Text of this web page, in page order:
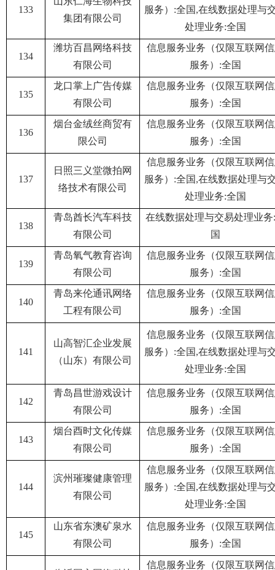
133
集团有限公司
服务）:全国,在线数据处理与
处理业务:全国
134
潍坊百昌网络科技
有限公司
信息服务业务（仅限互联网
服务）:全国
135
龙口掌上广告传媒
有限公司
信息服务业务（仅限互联网
服务）:全国
136
烟台金绒丝商贸有
限公司
信息服务业务（仅限互联网
服务）:全国
137
日照三义堂微拍网
络技术有限公司
信息服务业务（仅限互联网
服务）:全国,在线数据处理与
处理业务:全国
138
青岛酋长汽车科技
有限公司
在线数据处理与交易处理业务
国
139
青岛氧气教育咨询
有限公司
信息服务业务（仅限互联网
服务）:全国
140
青岛来伦通讯网络
工程有限公司
信息服务业务（仅限互联网
服务）:全国
141
山高智汇企业发展
（山东）有限公司
信息服务业务（仅限互联网
服务）:全国,在线数据处理与
处理业务:全国
142
青岛昌世游戏设计
有限公司
信息服务业务（仅限互联网
服务）:全国
143
烟台酉时文化传媒
有限公司
信息服务业务（仅限互联网
服务）:全国
144
滨州璀璨健康管理
有限公司
信息服务业务（仅限互联网
服务）:全国,在线数据处理与
处理业务:全国
145
山东省东澳矿泉水
有限公司
信息服务业务（仅限互联网
服务）:全国
信息服务业务（仅限互联网